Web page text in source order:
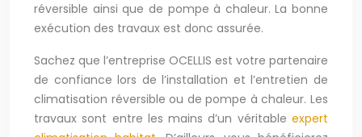
réversible ainsi que de pompe à chaleur. La bonne
exécution des travaux est donc assurée.
Sachez que l’entreprise OCELLIS est votre partenaire
de confiance lors de l’installation et l’entretien de
climatisation réversible ou de pompe à chaleur. Les
travaux sont entre les mains d’un véritable expert